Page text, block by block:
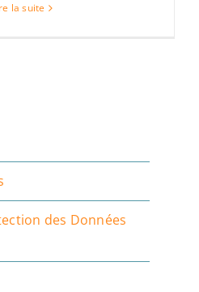
la suite
des Données